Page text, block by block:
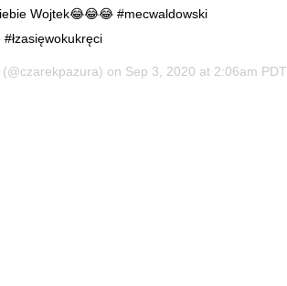
Wojtek😂😂😂 #mecwaldowski
on Sep 3, 2020 at 2:06am PDT